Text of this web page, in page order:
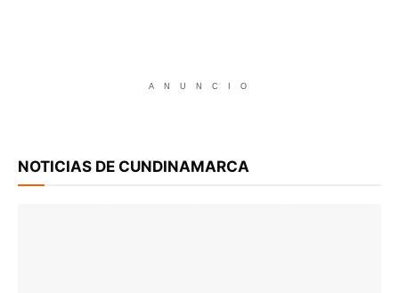
A N U N C I O
NOTICIAS DE CUNDINAMARCA